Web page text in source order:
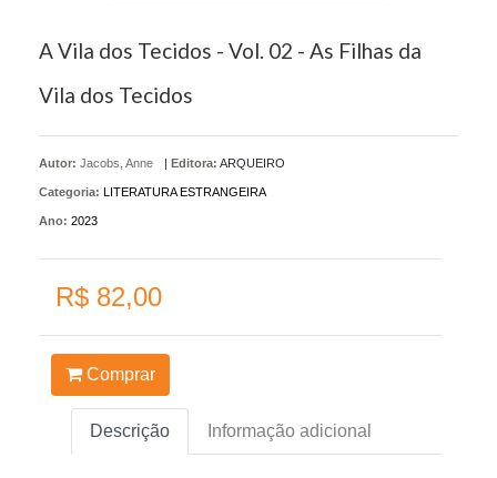
A Vila dos Tecidos - Vol. 02 - As Filhas da
Vila dos Tecidos
Autor: Jacobs, Anne | Editora: ARQUEIRO
Categoria: LITERATURA ESTRANGEIRA
Ano: 2023
R$ 82,00
Comprar
Descrição Informação adicional